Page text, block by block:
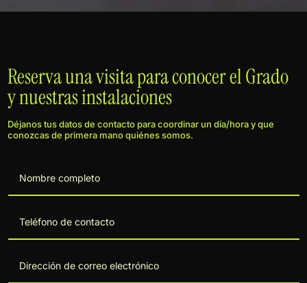
Reserva una visita para conocer el Grado
y nuestras instalaciones
Déjanos tus datos de contacto para coordinar un día/hora y que
conozcas de primera mano quiénes somos.